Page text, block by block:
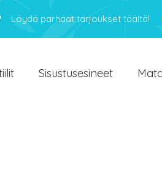
Löydä parhaat tarjoukset täältä!
Sisustusesineet